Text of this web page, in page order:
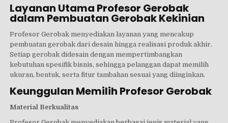
Layanan Utama Profesor Gerobak
dalam Pembuatan Gerobak Kekinian
Profesor Gerobak menyediakan layanan yang mencakup
pembuatan gerobak dari desain hingga realisasi produk akhir.
Setiap gerobak didesain dengan mempertimbangkan
kebutuhan spesifik bisnis, sehingga pelanggan dapat memilih
ukuran, bentuk, serta fitur tambahan sesuai yang diinginkan.
Keunggulan Memilih Profesor Gerobak
Material Berkualitas